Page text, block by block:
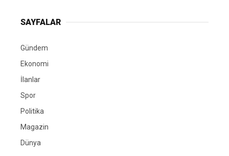
SAYFALAR
Gündem
Ekonomi
İlanlar
Spor
Politika
Magazin
Dünya